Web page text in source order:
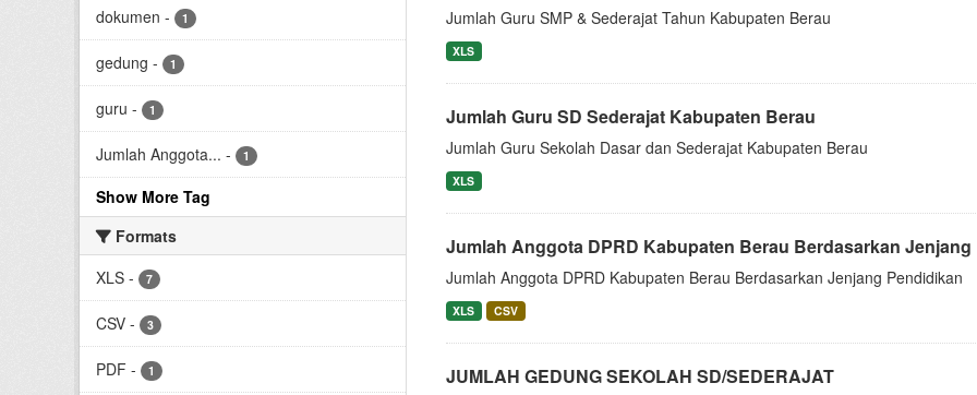
dokumen - 1
gedung - 1
guru - 1
Jumlah Anggota... - 1
Show More Tag
Formats
XLS - 7
CSV - 3
PDF - 1
Jumlah Guru SMP & Sederajat Tahun Kabupaten Berau
XLS
Jumlah Guru SD Sederajat Kabupaten Berau
Jumlah Guru Sekolah Dasar dan Sederajat Kabupaten Berau
XLS
Jumlah Anggota DPRD Kabupaten Berau Berdasarkan
Jumlah Anggota DPRD Kabupaten Berau Berdasarkan Jenjang Pendidikan
XLS CSV
JUMLAH GEDUNG SEKOLAH SD/SEDERAJAT